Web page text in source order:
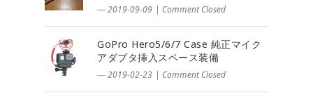
― 2019-09-09 | Comment Closed
GoPro Hero5/6/7 Case 純正マイク
アダプタ挿入スペース装備
― 2019-02-23 | Comment Closed